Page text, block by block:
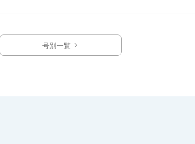
号別一覧